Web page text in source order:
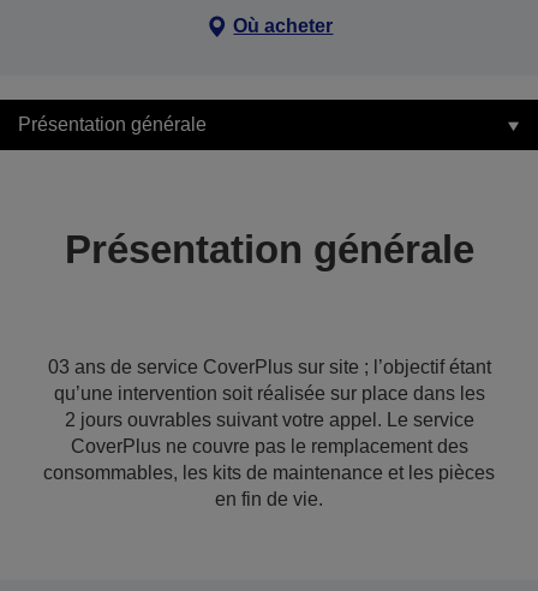
Où acheter
Présentation générale
Présentation générale
03 ans de service CoverPlus sur site ; l’objectif étant
qu’une intervention soit réalisée sur place dans les
2 jours ouvrables suivant votre appel. Le service
CoverPlus ne couvre pas le remplacement des
consommables, les kits de maintenance et les pièces
en fin de vie.